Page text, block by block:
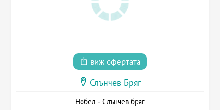
виж офертата
Слънчев Бряг
Нобел - Слънчев бряг